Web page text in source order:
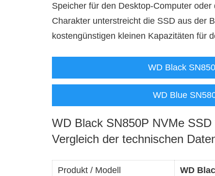
Speicher für den Desktop-Computer
Charakter unterstreicht die SSD aus der
kostengünstigen kleinen Kapazitäten für
WD Black
WD Blue
WD Black SN850P NVMe
Vergleich der technischen
Produkt / Modell
WD